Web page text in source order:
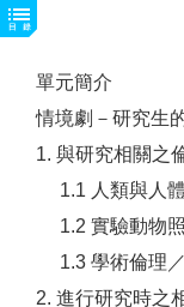
單元簡介
情境劇－研究生
1. 與研究相關之
1.1 人類與人
1.2 實驗動物
1.3 學術倫理
2. 進行研究時之